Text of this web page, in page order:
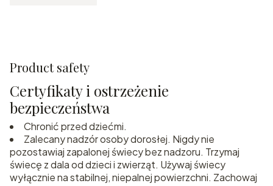
Product safety
Certyfikaty i ostrzeżenie
bezpieczeństwa
Chronić przed dziećmi.
Zalecany nadzór osoby dorosłej. Nigdy nie
pozostawiaj zapalonej świecy bez nadzoru. Trzymaj
świecę z dala od dzieci i zwierząt. Używaj świecy
wyłącznie na stabilnej, niepalnej powierzchni. Zachowaj